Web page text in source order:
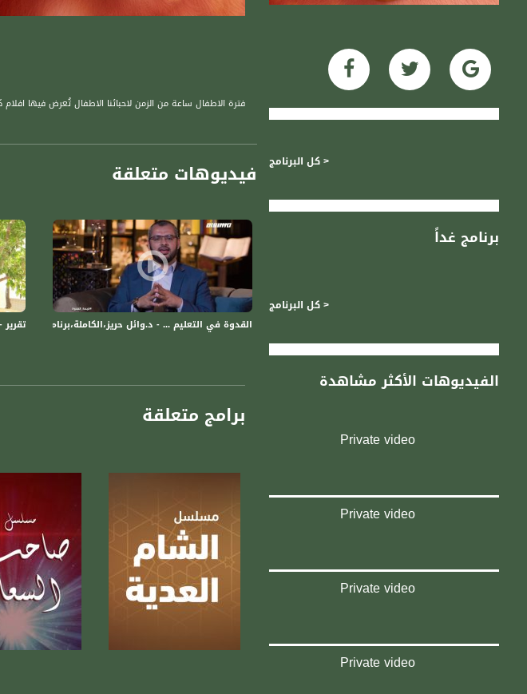
فترة الاطفال ساعة من الزمن لاحبائنا الاطفال تُعرض فيها
فيديوهات متعلقة
تقرير -
القدوة في التعليم ... - د.وائل حريز،الكاملة،برنامج #حياتنا_قيم،الحلقة 10 ،قناة
برامج متعلقة
< كل البرنامج
برنامج غداً
< كل البرنامج
الفيديوهات الأكثر مشاهدة
Private video
Private video
Private video
Private video